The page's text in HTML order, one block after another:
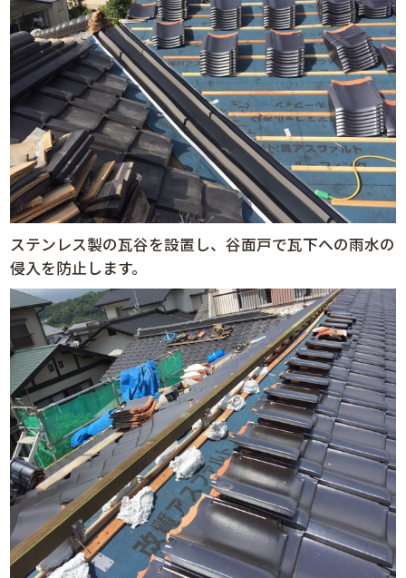
ステンレス製の瓦谷を設置し、谷面戸で瓦下への雨水の
侵入を防止します。